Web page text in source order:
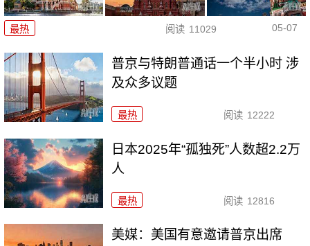
最热 阅读 11029 05-07
普京与特朗普通话一个半小时 涉
及众多议题
最热 阅读 12222
日本2025年“孤独死”人数超2.2万
人
最热 阅读 12816
美媒：美国有意邀请普京出席